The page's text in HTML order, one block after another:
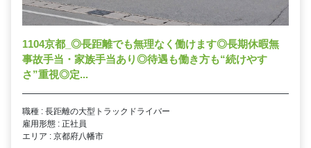
1104京都_◎長距離でも無理なく働けます◎長期休暇無
事故手当・家族手当あり◎待遇も働き方も“続けやす
さ”重視◎定...
職種 : 長距離の大型トラックドライバー
雇用形態 : 正社員
エリア : 京都府八幡市